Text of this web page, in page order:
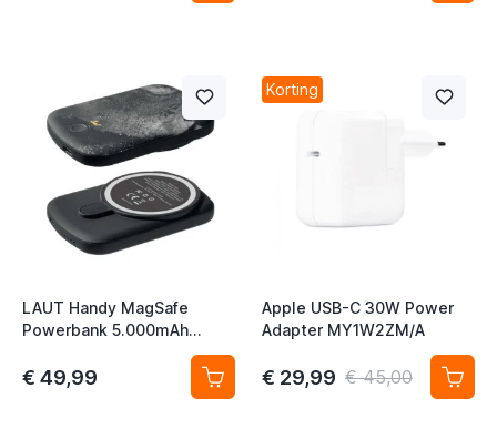
LAUT Handy MagSafe
Powerbank 5.000mAh
€ 49,99
Korting
Apple USB-C 30W Power
Adapter MY1W2ZM/A
€ 29,99 € 45,00